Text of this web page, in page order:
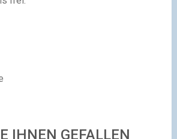
IHNEN GEFALLEN